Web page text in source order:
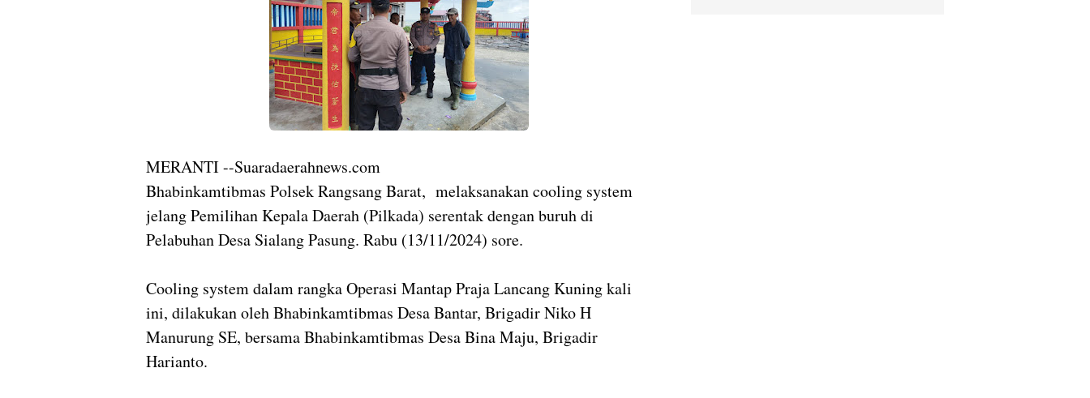
MERANTI --Suaradaerahnews.com
Bhabinkamtibmas Polsek Rangsang Barat, melaksanakan cooling system
jelang Pemilihan Kepala Daerah (Pilkada) serentak dengan buruh di
Pelabuhan Desa Sialang Pasung. Rabu (13/11/2024) sore.
Cooling system dalam rangka Operasi Mantap Praja Lancang Kuning kali
ini, dilakukan oleh Bhabinkamtibmas Desa Bantar, Brigadir Niko H
Manurung SE, bersama Bhabinkamtibmas Desa Bina Maju, Brigadir
Harianto.